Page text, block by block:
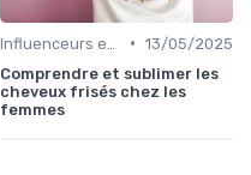
• 13/05/2025
Comprendre et sublimer les
cheveux frisés chez les
femmes